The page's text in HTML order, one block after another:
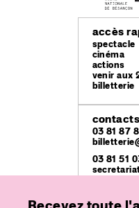
accès
spectacle
cinéma
actions
venir aux
billetterie
contacts
03 81 87
03 81 51
lieux